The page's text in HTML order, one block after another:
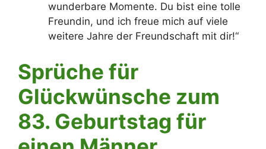
wunderbare Momente. Du bist eine tolle
Freundin, und ich freue mich auf viele
weitere Jahre der Freundschaft mit dir!“
Sprüche für
Glückwünsche zum
83. Geburtstag für